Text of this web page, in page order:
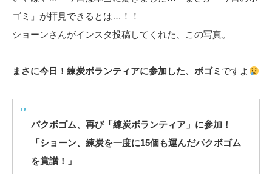
ゴミ」が拝見できるとは…！！
ショーンさんがインスタ投稿してくれた、この写真。
まさに今日！練炭ボランティアに参加した、ボゴミ ですよ
パクボゴム、再び「練炭ボランティア」に参加！
「ショーン、練炭を一度に15個も運んだパクボゴム
を賞讃！」